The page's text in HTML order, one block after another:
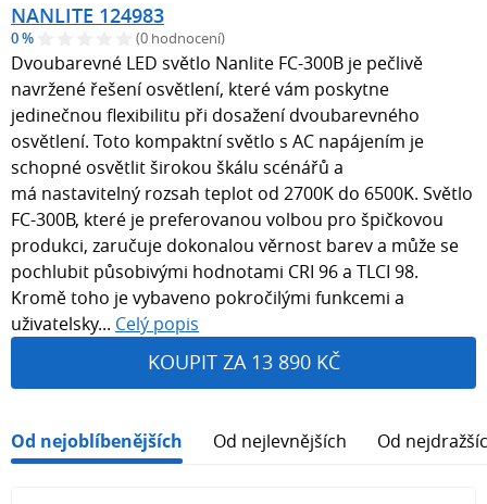
NANLITE 124983
0 % (0 hodnocení)
Dvoubarevné LED světlo Nanlite FC-300B je pečlivě
navržené řešení osvětlení, které vám poskytne
jedinečnou flexibilitu při dosažení dvoubarevného
osvětlení. Toto kompaktní světlo s AC napájením je
schopné osvětlit širokou škálu scénářů a
má nastavitelný rozsah teplot od 2700K do 6500K. Světlo
FC-300B, které je preferovanou volbou pro špičkovou
produkci, zaručuje dokonalou věrnost barev a může se
pochlubit působivými hodnotami CRI 96 a TLCI 98.
Kromě toho je vybaveno pokročilými funkcemi a
uživatelsky... Celý popis
KOUPIT ZA 13 890 KČ
Od nejoblíbenějších Od nejlevnějších Od